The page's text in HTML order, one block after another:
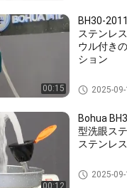
00:15
BH30-
ステンレ
ウル付き
ション
緊急 シャワ
2025-
00:12
Bohua
型洗眼ス
ステンレ
緊急 シャワ
2025-